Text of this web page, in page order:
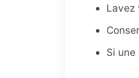
Lavez
Si